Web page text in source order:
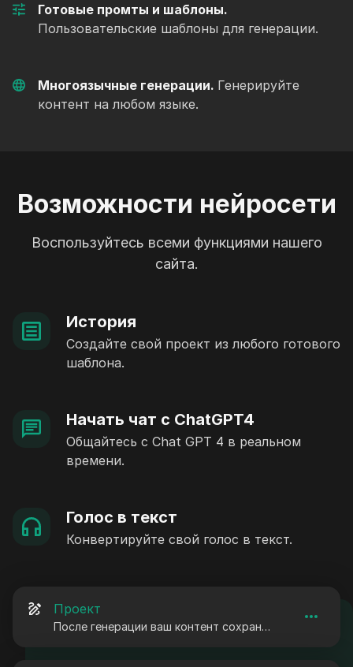
Готовые промты и шаблоны.
Пользовательские шаблоны для генерации.
Многоязычные генерации. Генерируйте
контент на любом языке.
Возможности нейросети
Воспользуйтесь всеми функциями нашего
сайта.
История
Создайте свой проект из любого готового
шаблона.
Начать чат с ChatGPT4
Общайтесь с Chat GPT 4 в реальном
времени.
Голос в текст
Конвертируйте свой голос в текст.
Проект
После генерации ваш контент сохранится в проектах..